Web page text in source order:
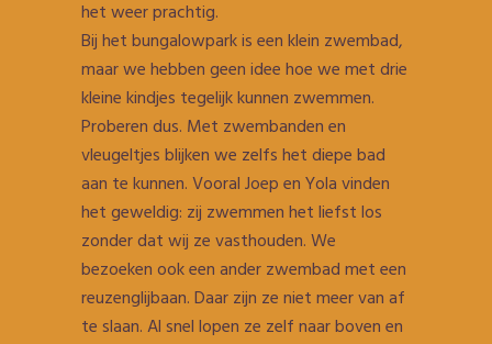
het weer prachtig.
Bij het bungalowpark is een klein zwembad,
maar we hebben geen idee hoe we met drie
kleine kindjes tegelijk kunnen zwemmen.
Proberen dus. Met zwembanden en
vleugeltjes blijken we zelfs het diepe bad
aan te kunnen. Vooral Joep en Yola vinden
het geweldig: zij zwemmen het liefst los
zonder dat wij ze vasthouden. We
bezoeken ook een ander zwembad met een
reuzenglijbaan. Daar zijn ze niet meer van af
te slaan. Al snel lopen ze zelf naar boven en